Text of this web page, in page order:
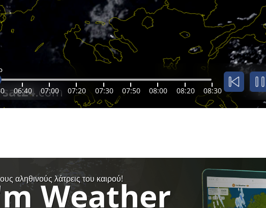
06:40 07:00 07:20 07:30 07:50 08:00 08:20 08:30
αληθινούς λάτρεις του καιρού!
Weather